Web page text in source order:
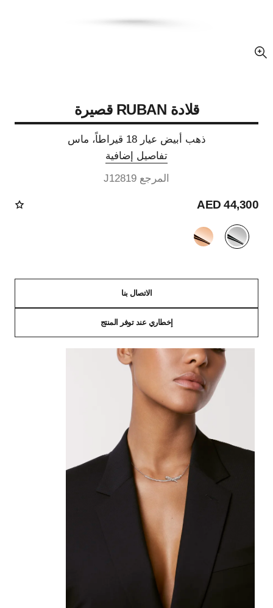
عرض مكبّر عن الصورة
قلادة RUBAN قصيرة
ذهب أبيض عيار 18 قيراطاً، ماس
تفاصيل إضافية
المرجع J12819
44,300 AED
الصيغة البديلة(2)
الاتصال بنا
إخطاري عند توفر المنتج